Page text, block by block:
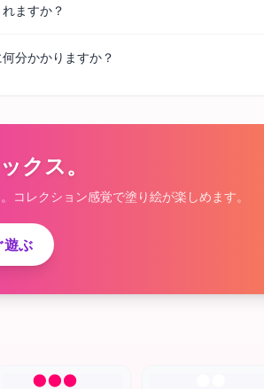
ますか？
分かかりますか？
クス。
コレクション感覚で塗り絵が楽しめます。
ぶ